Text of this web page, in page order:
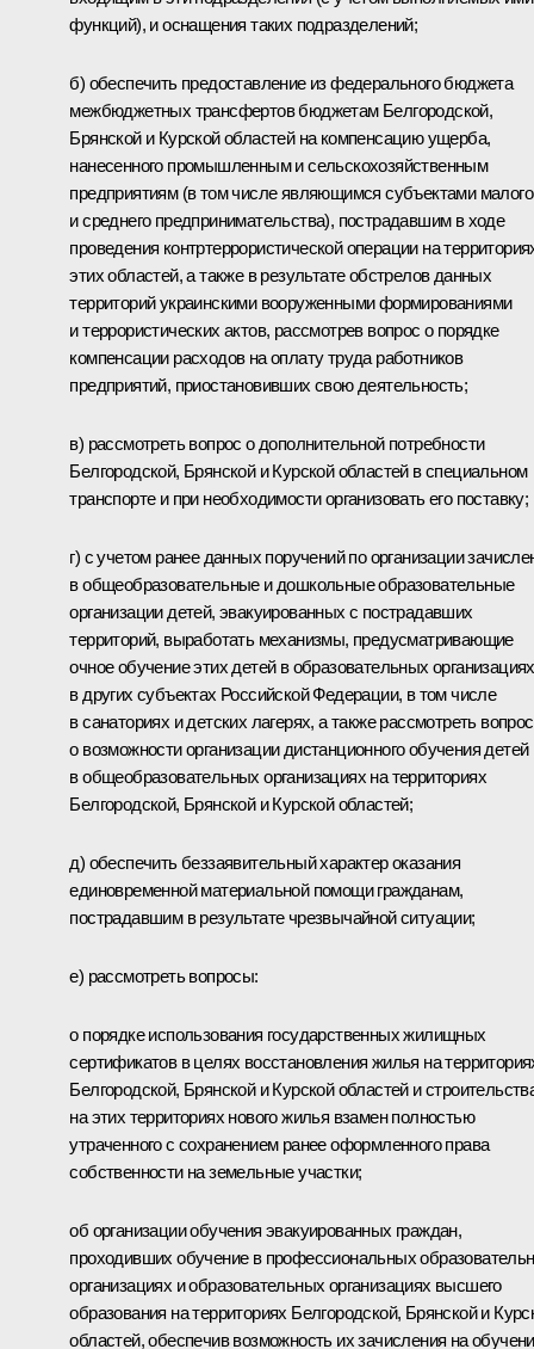
функций), и оснащения таких подразделений;
б) обеспечить предоставление из федерального бюджета
межбюджетных трансфертов бюджетам Белгородской,
Брянской и Курской областей на компенсацию ущерба,
нанесенного промышленным и сельскохозяйственным
предприятиям (в том числе являющимся субъектами малого
и среднего предпринимательства), пострадавшим в ходе
проведения контртеррористической операции на
этих областей, а также в результате обстрелов данных
территорий украинскими вооруженными формированиями
и террористических актов, рассмотрев вопрос о порядке
компенсации расходов на оплату труда работников
предприятий, приостановивших свою деятельность;
в) рассмотреть вопрос о дополнительной потребности
Белгородской, Брянской и Курской областей в специальном
транспорте и при необходимости организовать его поставку;
г) с учетом ранее данных поручений по организации
в общеобразовательные и дошкольные образовательные
организации детей, эвакуированных с пострадавших
территорий, выработать механизмы, предусматривающие
очное обучение этих детей в образовательных организациях
в других субъектах Российской Федерации, в том числе
в санаториях и детских лагерях, а также рассмотреть вопрос
о возможности организации дистанционного обучения детей
в общеобразовательных организациях на территориях
Белгородской, Брянской и Курской областей;
д) обеспечить беззаявительный характер оказания
единовременной материальной помощи гражданам,
пострадавшим в результате чрезвычайной ситуации;
е) рассмотреть вопросы:
о порядке использования государственных жилищных
сертификатов в целях восстановления жилья на
Белгородской, Брянской и Курской областей и
на этих территориях нового жилья взамен полностью
утраченного с сохранением ранее оформленного права
собственности на земельные участки;
об организации обучения эвакуированных граждан,
проходивших обучение в профессиональных
организациях и образовательных организациях высшего
образования на территориях Белгородской, Брянской и
областей, обеспечив возможность их зачисления на